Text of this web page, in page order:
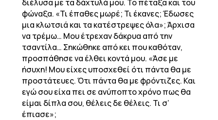
διέλυσα με τα δάχτυλά μου. Το πέταξα και του
φώναξα. «Τι έπαθες μωρέ; Τι έκανες; Έδωσες
μια κλωτσιά και τα κατέστρεψες όλα»; Άρχισα
να τρέμω… Μου έτρεχαν δάκρυα από την
τσαντίλα… Σηκώθηκε από κει που καθόταν,
προσπάθησε να έλθει κοντά μου. «Άσε με
ήσυχη! Μου είχες υποσχεθεί ότι πάντα θα με
προστάτευες. Ότι πάντα θα με φρόντιζες. Και
εγώ σου είχα πει σε ανύποπτο χρόνο πως θα
είμαι δίπλα σου, θέλεις δε θέλεις. Τι σ’
έπιασε»;